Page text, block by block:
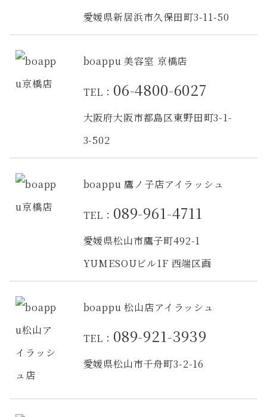
愛媛県新居浜市久保田町3-11-50
boappu 美容室 京橋店
TEL： 06-4800-6027
大阪府大阪市都島区東野田町3-1-
3-502
boappu 鷹ノ子店アイラッシュ
TEL： 089-961-4711
愛媛県松山市鷹子町492-1
YUMESOUビル1F 西端区画
boappu 松山店アイラッシュ
TEL： 089-921-3939
愛媛県松山市千舟町3-2-16